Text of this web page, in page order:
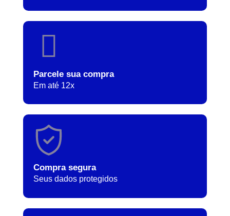
Parcele sua compra
Em até 12x
Compra segura
Seus dados protegidos